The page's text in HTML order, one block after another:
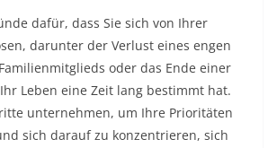
dafür, dass Sie sich von Ihrer
darunter der Verlust eines engen
oder das Ende einer
Leben eine Zeit lang bestimmt hat.
unternehmen, um Ihre Prioritäten
sich darauf zu konzentrieren, sich